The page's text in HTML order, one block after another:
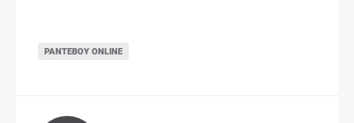
ΡΑΝΤΕΒΟΎ ONLINE